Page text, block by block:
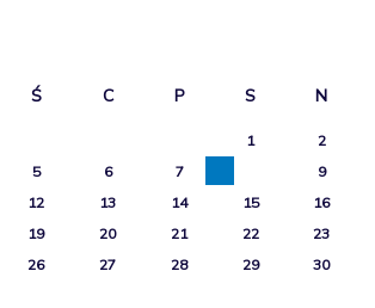
Ś C P S N
1
2
5 6 7
9
12 13 14 15
16
19 20 21 22
23
26 27 28 29
30